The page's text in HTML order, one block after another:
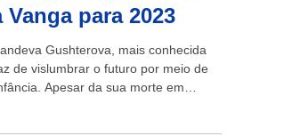
para 2023
Gushterova, mais conhecida
de vislumbrar o futuro por meio de
Apesar da sua morte em